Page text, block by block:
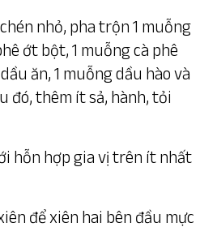
nhỏ, pha trộn 1 muỗng
ớt bột, 1 muỗng cà phê
ăn, 1 muỗng dầu hào và
đó, thêm ít sả, hành, tỏi
hỗn hợp gia vị trên ít nhất
để xiên hai bên đầu mực